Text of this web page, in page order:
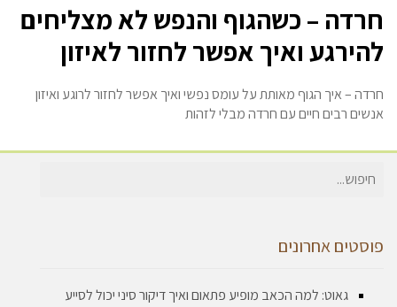
חרדה – כשהגוף והנפש לא מצליחים
להירגע ואיך אפשר לחזור לאיזון
חרדה – איך הגוף מאותת על עומס נפשי ואיך אפשר לחזור לרוגע ואיזון
אנשים רבים חיים עם חרדה מבלי לזהות
חיפוש
פוסטים אחרונים
גאוט: למה הכאב מופיע פתאום ואיך דיקור סיני יכול לסייע